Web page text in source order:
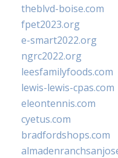
theblvd-boise.com
fpet2023.org
e-smart2022.org
ngrc2022.org
leesfamilyfoods.com
lewis-lewis-cpas.com
eleontennis.com
cyetus.com
bradfordshops.com